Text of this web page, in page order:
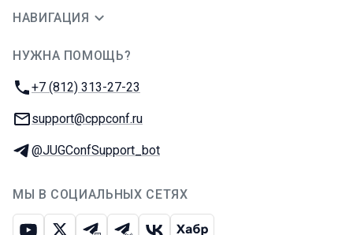
НАВИГАЦИЯ
НУЖНА ПОМОЩЬ?
Телефон:
+7 (812) 313-27-23
E-mail:
support@cppconf.ru
Телеграм:
@JUGConfSupport_bot
МЫ В СОЦИАЛЬНЫХ СЕТЯХ